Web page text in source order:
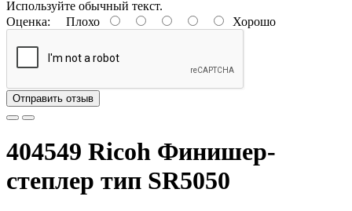
Используйте обычный текст.
Оценка: Плохо Хорошо
Отправить отзыв
404549 Ricoh Финишер-
степлер тип SR5050